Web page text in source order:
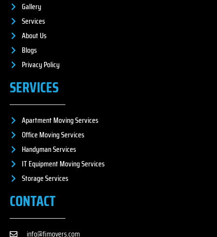
Gallery
Services
About Us
Blogs
Privacy Policy
SERVICES
Apartment Moving Services
Office Moving Services
Handyman Services
IT Equipment Moving Services
Storage Services
CONTACT
info@fimovers.com